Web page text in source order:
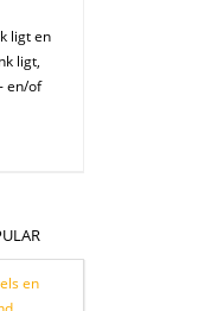
ligt en
ligt,
en/of
en